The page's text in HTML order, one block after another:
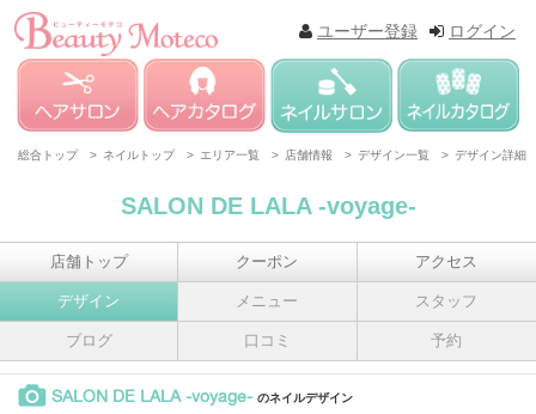
ログイン
ユーザー登録
総合トップ > ネイルトップ > エリア一覧 > 店舗情報 > デザイン一覧 > デザイン詳細
SALON DE LALA -voyage-
店舗トップ クーポン アクセス
デザイン メニュー スタッフ
ブログ 口コミ 予約
SALON DE LALA -voyage- のネイルデザイン